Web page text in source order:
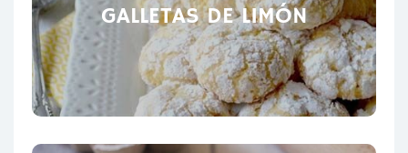
GALLETAS DE LIMÓN